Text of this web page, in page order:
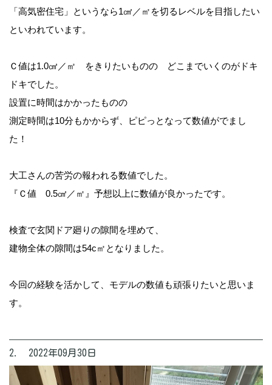
「高気密住宅」というなら1㎠／㎡を切るレベルを目指したい
といわれています。
Ｃ値は1.0㎠／㎡ をきりたいものの どこまでいくのがドキ
ドキでした。
設置に時間はかかったものの
測定時間は10分もかからず、ピピっとなって数値がでまし
た！
大工さんの苦労の報われる数値でした。
『Ｃ値 0.5㎠／㎡』予想以上に数値が良かったです。
検査で玄関ドア廻りの隙間を埋めて、
建物全体の隙間は54c㎡となりました。
今回の経験を活かして、モデルの数値も頑張りたいと思いま
す。
2. 2022年09月30日